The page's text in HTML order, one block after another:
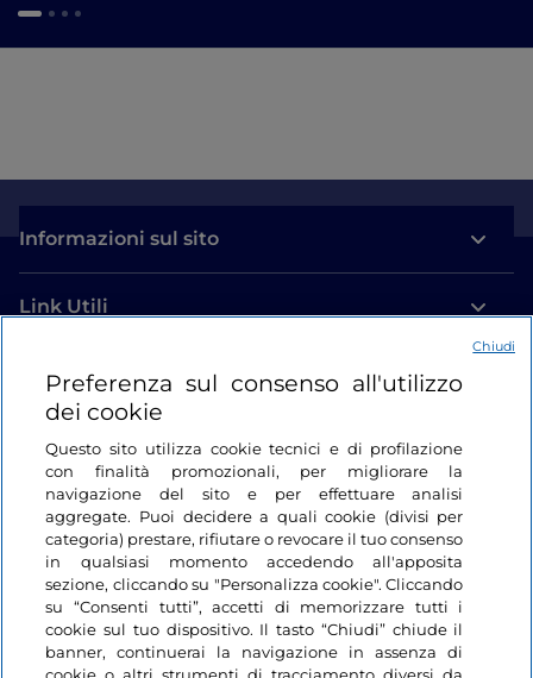
Informazioni sul sito
Link Utili
Login
Restiamo in contatto
Preferenza sul consenso all'utilizzo
dei cookie
Questo sito utilizza cookie tecnici e di profilazione
con finalità promozionali, per migliorare la
navigazione del sito e per effettuare analisi
aggregate. Puoi decidere a quali cookie (divisi per
categoria) prestare, rifiutare o revocare il tuo consenso
in qualsiasi momento accedendo all'apposita
sezione, cliccando su "Personalizza cookie". Cliccando
su “Consenti tutti”, accetti di memorizzare tutti i
cookie sul tuo dispositivo. Il tasto “Chiudi” chiude il
banner, continuerai la navigazione in assenza di
Chiudi